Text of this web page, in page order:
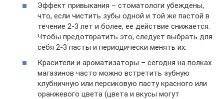
Эффект привыкания – стоматологи убеждены,
что, если чистить зубы одной и той же пастой в
течение 2-3 лет и более, ее действие снижается.
Чтобы предотвратить это, следует выбрать для
себя 2-3 пасты и периодически менять их.
Красители и ароматизаторы – сегодня на полках
магазинов часто можно встретить зубную
клубничную или персиковую пасту красного или
оранжевого цвета (цвета и вкусы могут